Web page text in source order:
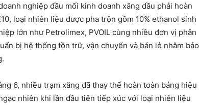
nghiệp đầu mối kinh doanh xăng dầu phải hoàn
loại nhiên liệu được pha trộn gồm 10% ethanol sinh
lớn như Petrolimex, PVOIL cùng nhiều đơn vị phân
bị hệ thống tồn trữ, vận chuyển và bán lẻ nhằm bảo
6, nhiều trạm xăng đã thay thế hoàn toàn bảng hiệu
nhiên khi lần đầu tiên tiếp xúc với loại nhiên liệu